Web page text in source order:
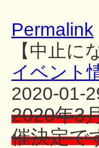
Permalink
【中止
イベント
2020-01-
2020年3
催決定で